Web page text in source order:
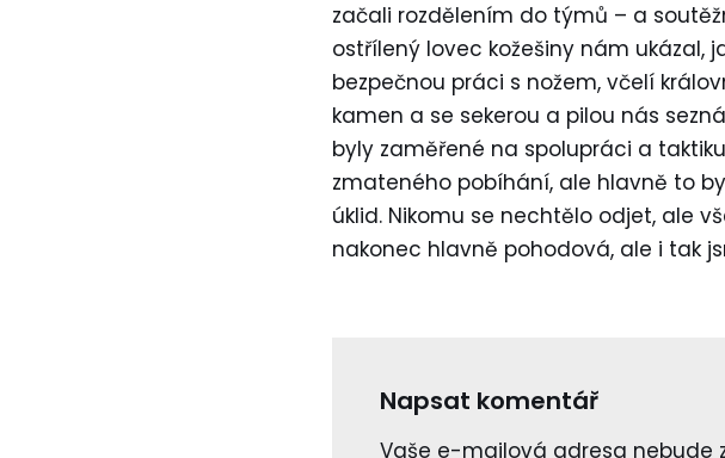
začali rozdělením do týmů – a
ostřílený lovec kožešiny nám ukázal,
bezpečnou práci s nožem, včelí
kamen a se sekerou a pilou nás
byly zaměřené na spolupráci a
zmateného pobíhání, ale hlavně to
úklid. Nikomu se nechtělo odjet, ale
nakonec hlavně pohodová, ale i tak
Napsat komentář
Vaše e-mailová adresa nebude